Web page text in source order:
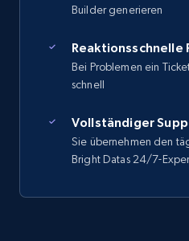
Builder generieren
Reaktionsschnelle
Bei Problemen ein
schnell
Vollständiger
Sie übernehmen den
Bright Datas 24/7-